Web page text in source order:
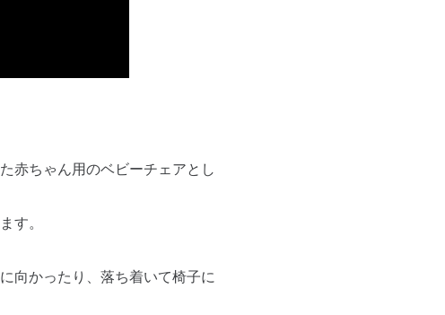
赤ちゃん用のベビーチェアとし
す。
向かったり、落ち着いて椅子に